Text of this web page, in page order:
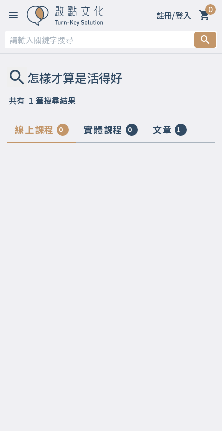
註冊/登入 0
共有 1 筆搜尋結果
線上課程 0 實體課程 0 文章 1